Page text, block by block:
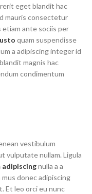
eget blandit hac
mauris consectetur
etiam ante sociis per
quam suspendisse
a adipiscing integer id
magnis hac
condimentum
vestibulum
vulputate nullam. Ligula
adipiscingnulla a a
donec adipiscing
Et leo orci eu nunc